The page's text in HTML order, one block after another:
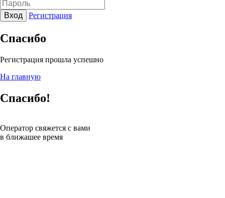
Вход Регистрация
Спасибо
Регистрация прошла успешно
На главную
Спасибо!
Оператор свяжется с вами
в ближашее время